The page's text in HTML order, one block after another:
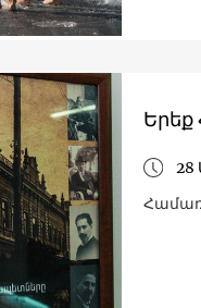
28